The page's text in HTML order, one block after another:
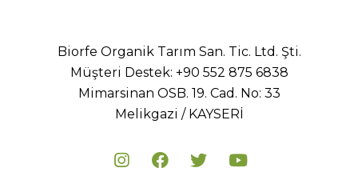
Biorfe Organik Tarım San. Tic. Ltd. Şti.
Müşteri Destek: +90 552 875 6838
Mimarsinan OSB. 19. Cad. No: 33
Melikgazi / KAYSERİ